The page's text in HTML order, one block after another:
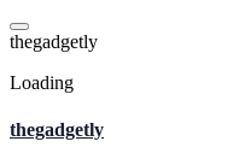
Skip
to
thegadgetly
Loading
thegadgetly